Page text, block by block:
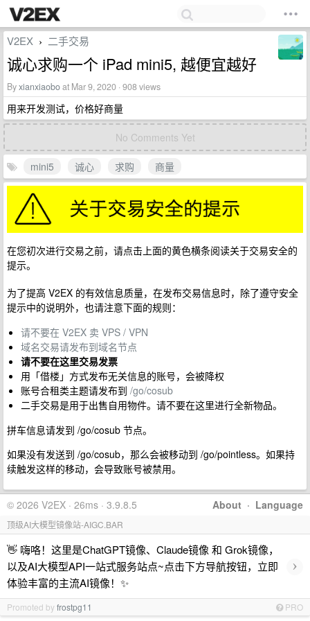
V2EX › 二手交易
诚心求购一个 iPad mini5, 越便宜越好
Byxianxiaoboat Mar 9, 2020 · 908 views
用来开发测试，价格好商量
No Comments Yet
mini5 诚心 求购 商量
在您初次进行交易之前，请点击上面的黄色横条阅读关于交易安全的
提示。
为了提高 V2EX 的有效信息质量，在发布交易信息时，除了遵守安全
提示中的说明外，也请注意下面的规则：
请不要在 V2EX 卖 VPS / VPN
域名交易请发布到域名节点
请不要在这里交易发票
用「借楼」方式发布无关信息的账号，会被降权
账号合租类主题请发布到 /go/cosub
二手交易是用于出售自用物件。请不要在这里进行全新物品。
拼车信息请发到 /go/cosub 节点。
如果没有发送到 /go/cosub，那么会被移动到 /go/pointless。如果持
续触发这样的移动，会导致账号被禁用。
About · Language
© 2026 V2EX · 26ms · 3.9.8.5
顶级AI大模型镜像站-AIGC.BAR
👋 嗨咯！这里是ChatGPT镜像、Claude镜像 和 Grok镜像，
以及AI大模型API一站式服务站点~点击下方导航按钮，立即
体验丰富的主流AI镜像！✨
›
Promoted byfrostpg11 PRO